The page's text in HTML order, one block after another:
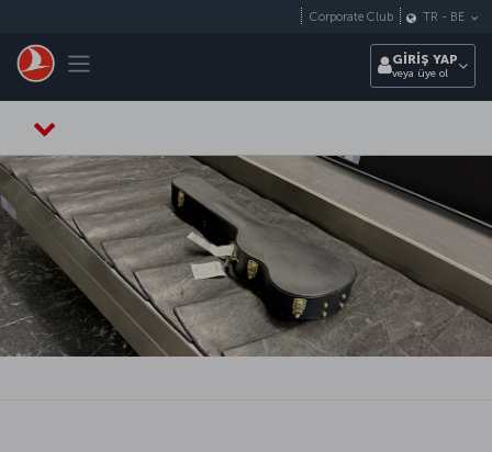
Toggle navigation
Corporate Club TR - BE
GİRİŞ YAP
veya üye ol